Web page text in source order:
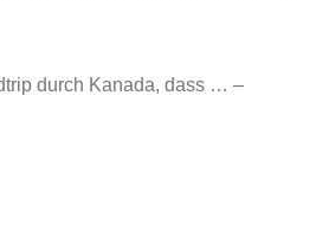
durch Kanada, dass … –